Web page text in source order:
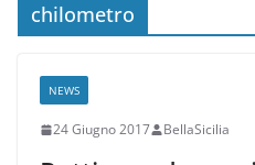
chilometro
NEWS
24 Giugno 2017 BellaSicilia